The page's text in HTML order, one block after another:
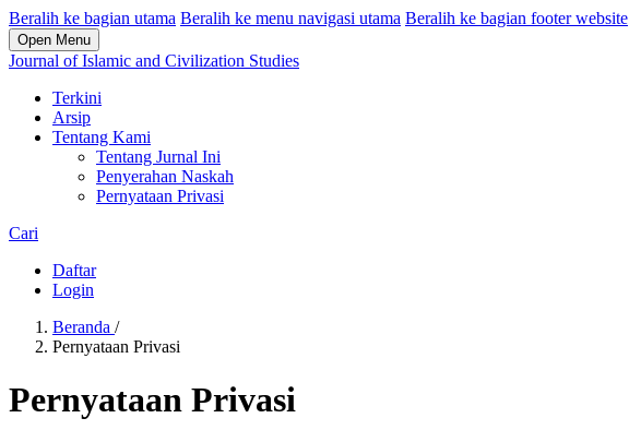
Beralih ke bagian utama Beralih ke menu navigasi utama Beralih ke bagian footer website
Open Menu
Journal of Islamic and Civilization Studies
Terkini
Arsip
Tentang Kami
Tentang Jurnal Ini
Penyerahan Naskah
Pernyataan Privasi
Cari
Daftar
Login
Beranda /
Pernyataan Privasi
Pernyataan Privasi